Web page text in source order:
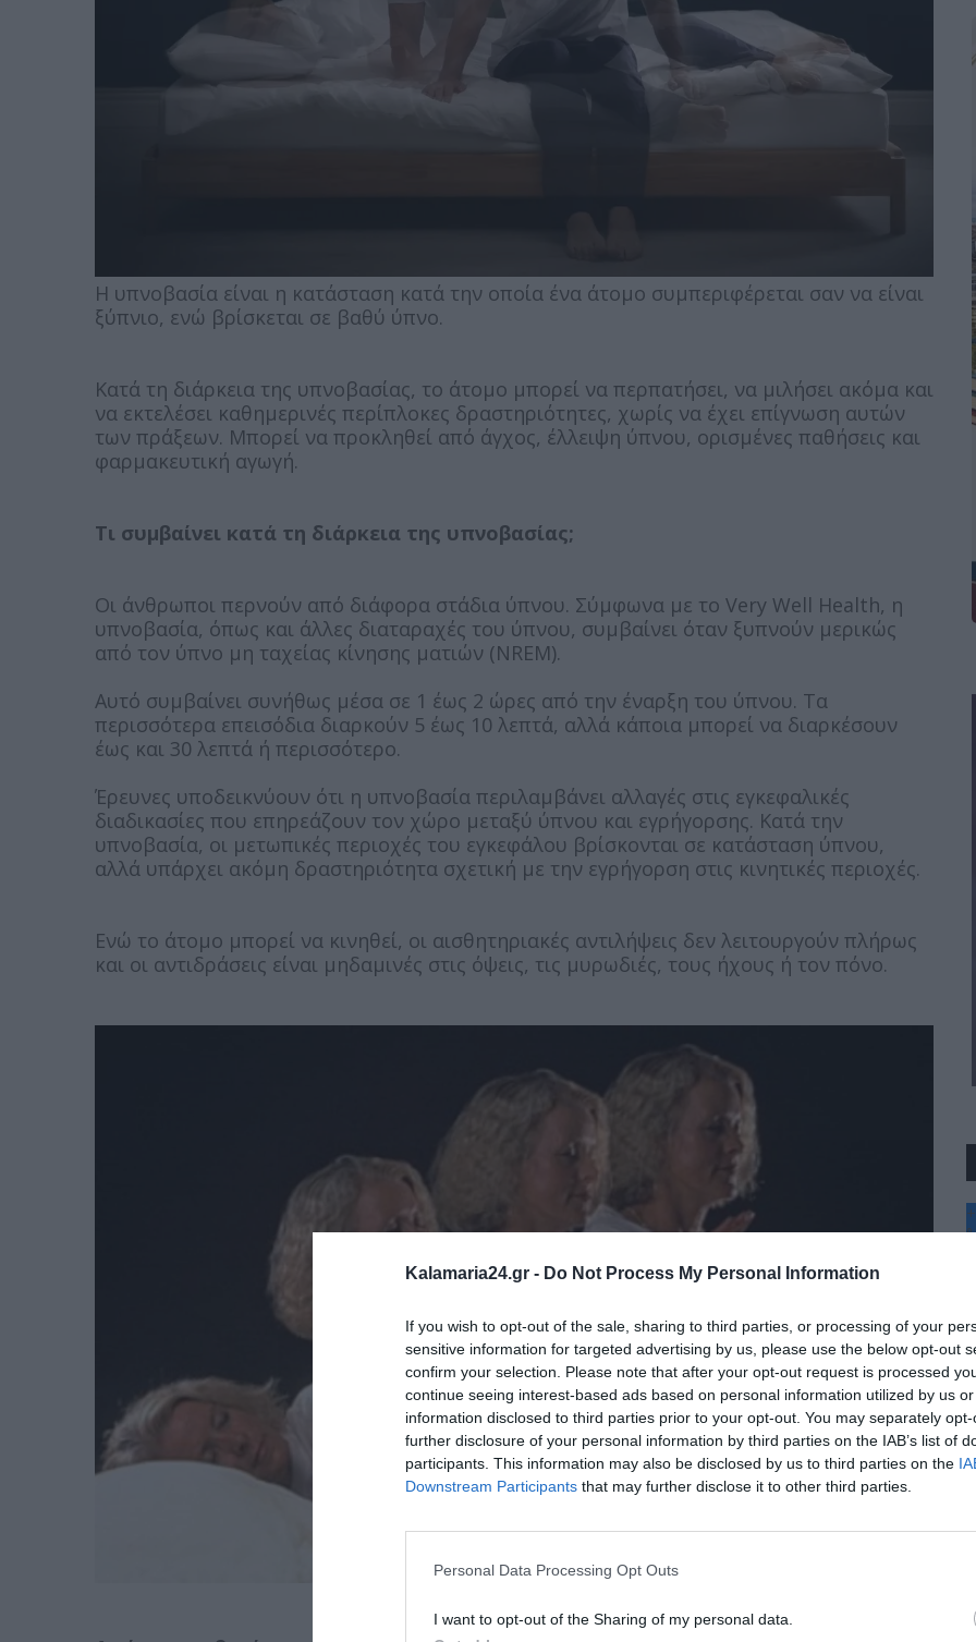
Kalamaria24.gr - Do Not Process My Personal Information
If you wish to opt-out of the sale, sharing to third parties, or processing of your
sensitive information for targeted advertising by us, please use the below opt-out
confirm your selection. Please note that after your opt-out request is processed
continue seeing interest-based ads based on personal information utilized by us
information disclosed to third parties prior to your opt-out. You may separately
further disclosure of your personal information by third parties on the IAB’s list of
participants. This information may also be disclosed by us to third parties on the
Downstream Participants that may further disclose it to other third parties.
Personal Data Processing Opt Outs
I want to opt-out of the Sharing of my personal data.
Η υπνοβασία είναι η κατάσταση κατά την οποία ένα άτομο συμπεριφέρεται σαν να είναι
ξύπνιο, ενώ βρίσκεται σε βαθύ ύπνο.
Κατά τη διάρκεια της υπνοβασίας, το άτομο μπορεί να περπατήσει, να μιλήσει ακόμα και
να εκτελέσει καθημερινές περίπλοκες δραστηριότητες, χωρίς να έχει επίγνωση αυτών
των πράξεων. Μπορεί να προκληθεί από άγχος, έλλειψη ύπνου, ορισμένες παθήσεις και
φαρμακευτική αγωγή.
Τι συμβαίνει κατά τη διάρκεια της υπνοβασίας;
Οι άνθρωποι περνούν από διάφορα στάδια ύπνου. Σύμφωνα με το Very Well Health, η
υπνοβασία, όπως και άλλες διαταραχές του ύπνου, συμβαίνει όταν ξυπνούν μερικώς
από τον ύπνο μη ταχείας κίνησης ματιών (NREM).
Αυτό συμβαίνει συνήθως μέσα σε 1 έως 2 ώρες από την έναρξη του ύπνου. Τα
περισσότερα επεισόδια διαρκούν 5 έως 10 λεπτά, αλλά κάποια μπορεί να διαρκέσουν
έως και 30 λεπτά ή περισσότερο.
Έρευνες υποδεικνύουν ότι η υπνοβασία περιλαμβάνει αλλαγές στις εγκεφαλικές
διαδικασίες που επηρεάζουν τον χώρο μεταξύ ύπνου και εγρήγορσης. Κατά την
υπνοβασία, οι μετωπικές περιοχές του εγκεφάλου βρίσκονται σε κατάσταση ύπνου,
αλλά υπάρχει ακόμη δραστηριότητα σχετική με την εγρήγορση στις κινητικές περιοχές.
Ενώ το άτομο μπορεί να κινηθεί, οι αισθητηριακές αντιλήψεις δεν λειτουργούν πλήρως
και οι αντιδράσεις είναι μηδαμινές στις όψεις, τις μυρωδιές, τους ήχους ή τον πόνο.
+
°